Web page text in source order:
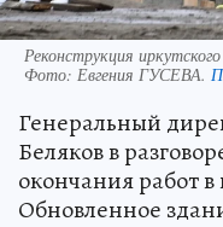
Реконструкция
Фото: Евгения ГУСЕВА.
Генеральный
Беляков в
окончания работ
Обновленное